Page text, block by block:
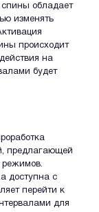
спины обладает
изменять
происходит
на
будет
предлагающей
режимов.
доступна с
перейти к
для